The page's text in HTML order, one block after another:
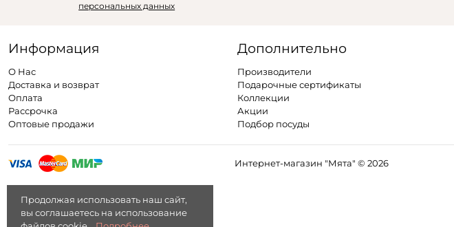
персональных данных
Информация
О Нас
Доставка и возврат
Оплата
Рассрочка
Оптовые продажи
Дополнительно
Производители
Подарочные сертификаты
Коллекции
Акции
Подбор посуды
Интернет-магазин "Мята" © 2026
Продолжая использовать наш сайт,
вы соглашаетесь на использование